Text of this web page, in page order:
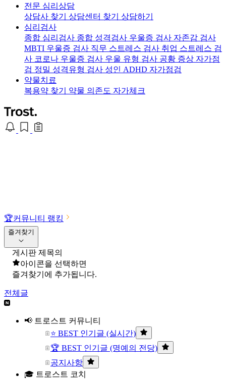
전문 심리상담
상담사 찾기 상담센터 찾기 상담하기
심리검사
종합 심리검사 종합 성격검사 우울증 검사 자존감 검사
MBTI 우울증 검사 직무 스트레스 검사 취업 스트레스 검
사 코로나 우울증 검사 우울 유형 검사 공황 증상 자가점
검 정밀 성격유형 검사 성인 ADHD 자가점검
약물치료
복용약 찾기 약물 의존도 자가체크
🏆커뮤니티 랭킹
즐겨찾기
게시판 제목의
아이콘을 선택하면
즐겨찾기에 추가됩니다.
전체글
📢 트로스트 커뮤니티
⭐ BEST 인기글 (실시간)
🏆 BEST 인기글 (명예의 전당)
공지사항
🎓 트로스트 코치